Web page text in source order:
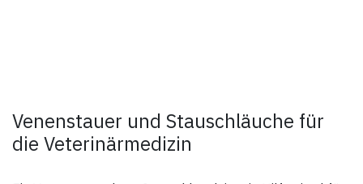
Venenstauer und Stauschläuche für
die Veterinärmedizin